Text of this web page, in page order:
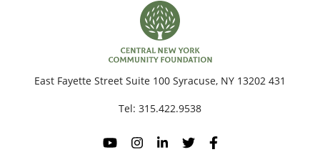
431 East Fayette Street Suite 100 Syracuse, NY 13202
Tel:315.422.9538